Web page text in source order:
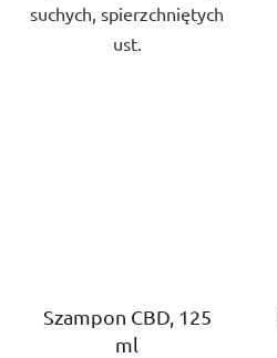
suchych, spierzchniętych
ust.
Szampon CBD, 125
ml